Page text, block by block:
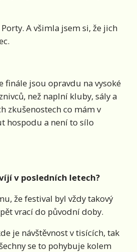
A všimla jsem si, že jich
finále jsou opravdu na vysoké
než naplní kluby, sály a
zkušenostech co mám v
hospodu a není to sílo
v posledních letech?
že festival byl vždy takový
vrací do původní doby.
je návštěvnost v tisících, tak
se to pohybuje kolem